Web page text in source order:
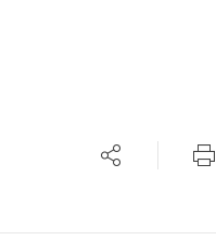
공유하기